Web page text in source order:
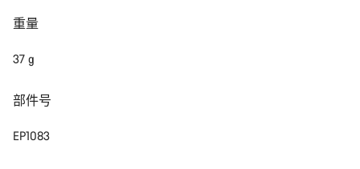
重量
37 g
部件号
EP1083